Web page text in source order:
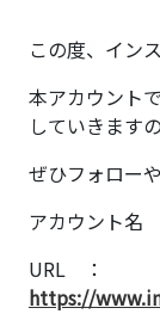
この度、イン
本アカウント
していきますの
ぜひフォロー
アカウント
URL ：
https://